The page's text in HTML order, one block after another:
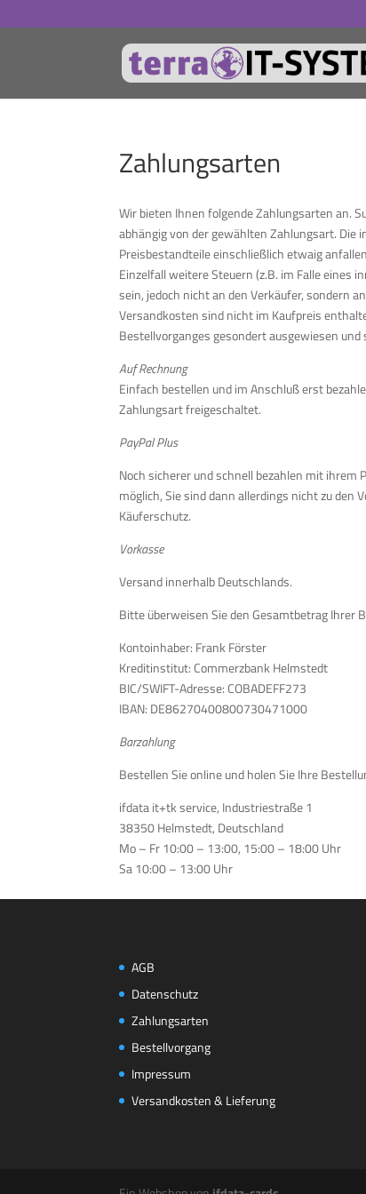
Zahlungsarten
Wir bieten Ihnen folgende Zahlungsarten an.
abhängig von der gewählten Zahlungsart. Die
Preisbestandteile einschließlich etwaig
Einzelfall weitere Steuern (z.B. im Falle eines
sein, jedoch nicht an den Verkäufer, sondern
Versandkosten sind nicht im Kaufpreis
Bestellvorganges gesondert ausgewiesen
Auf Rechnung
Einfach bestellen und im Anschluß erst
Zahlungsart freigeschaltet.
PayPal Plus
Noch sicherer und schnell bezahlen mit
möglich, Sie sind dann allerdings nicht zu
Käuferschutz.
Vorkasse
Versand innerhalb Deutschlands.
Bitte überweisen Sie den Gesamtbetrag Ihrer
Kontoinhaber: Frank Förster
Kreditinstitut: Commerzbank Helmstedt
BIC/SWIFT-Adresse: COBADEFF273
IBAN: DE86270400800730471000
Barzahlung
Bestellen Sie online und holen Sie Ihre
ifdata it+tk service, Industriestraße 1
38350 Helmstedt, Deutschland
Mo – Fr 10:00 – 13:00, 15:00 – 18:00 Uhr
Sa 10:00 – 13:00 Uhr
AGB
Datenschutz
Zahlungsarten
Bestellvorgang
Impressum
Versandkosten & Lieferung